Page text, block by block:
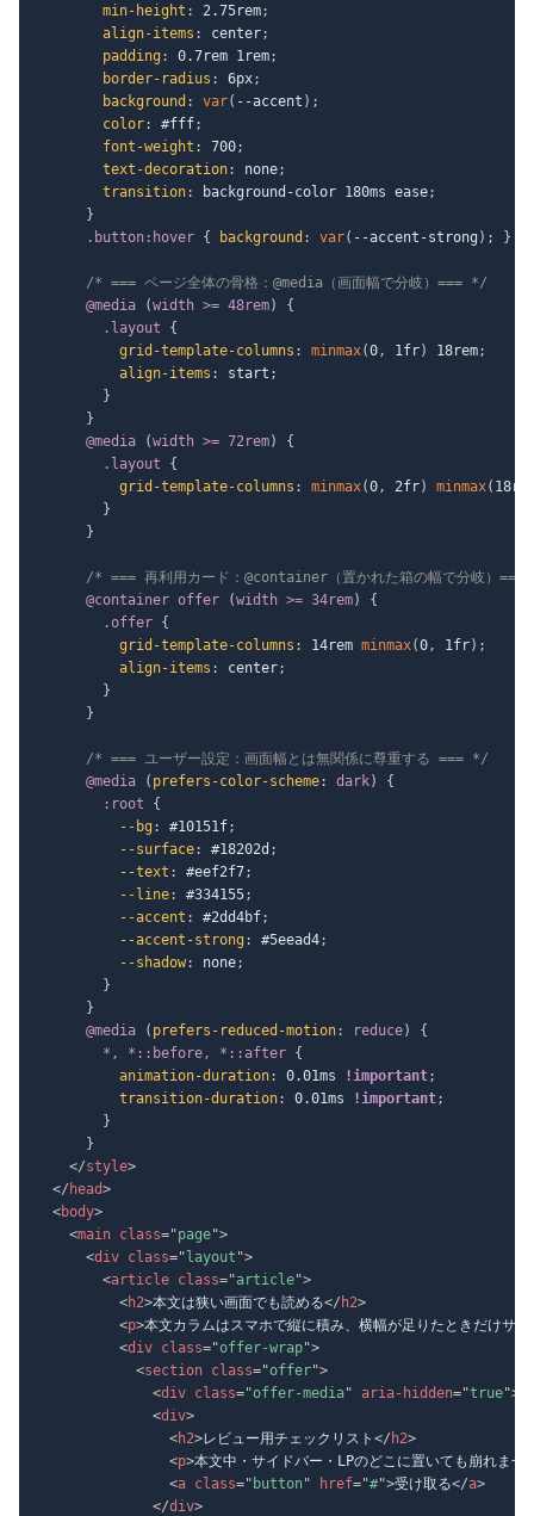
min-height : 2.75rem;
align-items : center;
padding: 0.7rem 1rem;
border-radius : 6px;
background : var( --accent ) ;
color: #fff;
font-weight : 700;
text-decoration: none;
transition: background-color 180ms ease;
}
.button:hover { background : var( --accent-strong ) ; }
/* === ページ全体の骨格：@media（画面幅で分岐）=== */
@media
(width >= 48rem)
{
.layout
{
grid-template-columns : minmax(0, 1fr) 18rem;
align-items : start ;
}
}
@media
(width >= 72rem)
{
.layout
{
grid-template-columns : minmax(0, 2fr) minmax(
}
}
/* === 再利用カード：@container（置かれた箱の幅で分岐）
@container offer (width >= 34rem)
{
.offer {
grid-template-columns : 14rem minmax(0, 1fr) ;
align-items : center;
}
}
/* === ユーザー設定：画面幅とは無関係に尊重する === */
@media
( prefers-color-scheme: dark)
{
:root
{
--bg: #10151f;
--surface: #18202d ;
--text : #eef2f7;
--line: #334155;
--accent : #2dd4bf;
--accent-strong: #5eead4;
--shadow: none;
}
}
@media
( prefers-reduced-motion: reduce)
{
*, *::before, *::after {
animation-duration: 0.01ms !important;
transition-duration: 0.01ms !important;
}
}
</style>
</ head>
<body>
<main class="page">
<div class=" layout ">
<article class="article">
<h2>本文は狭い画面でも読める</ h2>
<p>本文カラムはスマホで縦に積み、横幅が足りたときだけサ
<div class="offer-wrap">
<section class="offer">
<div class="offer-media" aria-hidden="true">
<div>
<h2>レビュー用チェックリスト </ h2>
<p>本文中・サイドバー・LPのどこに置いても崩れませ
<a class=" button" href="#">受け取る</a>
</div>